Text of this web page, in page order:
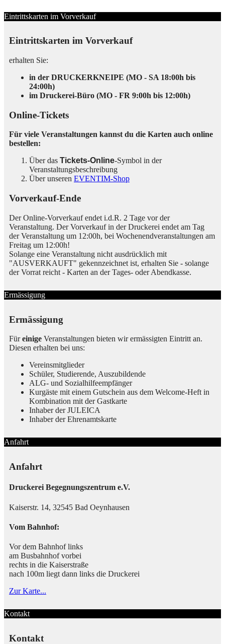
Eintrittskarten im Vorverkauf
Eintrittskarten im Vorverkauf
erhalten Sie:
in der DRUCKERKNEIPE (MO - SA 18:00h bis
24:00h)
im Druckerei-Büro (MO - FR 9:00h bis 12:00h)
Online-Tickets
Für viele Veranstaltungen kannst du die Karten auch online
bestellen:
Über das Tickets-Online-Symbol in der
Veranstaltungsbeschreibung
Über unseren EVENTIM-Shop
Vorverkauf-Ende
Der Online-Vorverkauf endet i.d.R. 2 Tage vor der
Veranstaltung. Der Vorverkauf in der Druckerei endet am Tag
der Veranstaltung um 12:00h, bei Wochenendveranstaltungen am
Freitag um 12:00h!
Solange eine Veranstaltung nicht ausdrücklich mit
"AUSVERKAUFT" gekennzeichnet ist, erhalten Sie - solange
der Vorrat reicht - Karten an der Tages- oder Abendkasse.
Ermässigung
Ermässigung
Füreinige Veranstaltungen bieten wir ermässigten Eintritt an.
Diesen erhalten bei uns:
Vereinsmitglieder
Schüler, Studierende, Auszubildende
ALG- und Sozialhilfeempfänger
Kurgäste mit einem Gutschein aus dem Welcome-Heft in
Kombination mit der Gastkarte
Inhaber der JULEICA
Inhaber der Ehrenamtskarte
Anfahrt
Anfahrt
Druckerei Begegnungszentrum e.V.
Kaiserstr. 14, 32545 Bad Oeynhausen
Vom Bahnhof:
Vor dem Bahnhof links
am Busbahnhof vorbei
rechts in die Kaiserstraße
nach 100m liegt dann links die Druckerei
Zur Karte...
Kontakt
Kontakt